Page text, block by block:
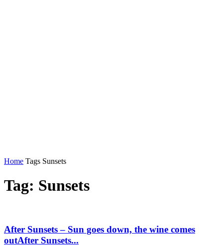
Home Tags Sunsets
Tag: Sunsets
After Sunsets – Sun goes down, the wine comes
outAfter Sunsets...